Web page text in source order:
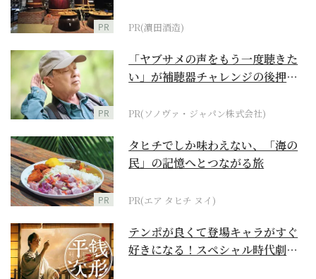
PR PR(濵田酒造)
PR
「ヤブサメの声をもう一度聴きた
い」が補聴器チャレンジの後押し
PR(ソノヴァ・ジャパン株式会社)
PR
タヒチでしか味わえない、「海の
民」の記憶へとつながる旅
PR(エア タヒチ ヌイ)
テンポが良くて登場キャラがすぐ
好きになる！スペシャル時代劇